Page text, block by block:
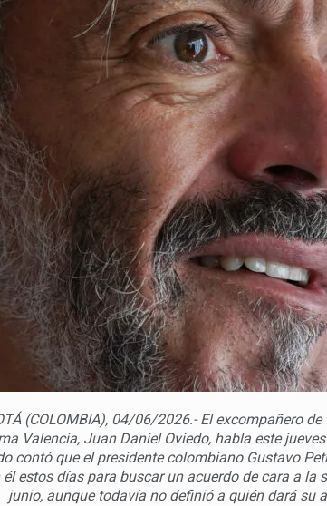
(COLOMBIA), 04/06/2026.- El excompañero
Valencia, Juan Daniel Oviedo, habla este
contó que el presidente colombiano Gustavo
estos días para buscar un acuerdo de cara a la
junio, aunque todavía no definió a quién dará su